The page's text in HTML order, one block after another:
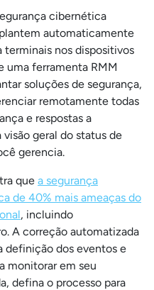
cibernética
automaticamente
terminais nos dispositivos
uma ferramenta RMM
soluções de segurança,
remotamente todas
e respostas a
geral do status de
gerencia.
que a segurança
de 40% mais ameaças do
, incluindo
A correção automatizada
definição dos eventos e
monitorar em seu
defina o processo para